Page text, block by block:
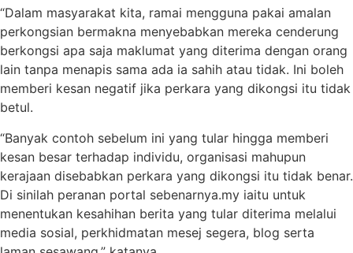
“Dalam masyarakat kita, ramai mengguna pakai amalan
perkongsian bermakna menyebabkan mereka cenderung
berkongsi apa saja maklumat yang diterima dengan orang
lain tanpa menapis sama ada ia sahih atau tidak. Ini boleh
memberi kesan negatif jika perkara yang dikongsi itu tidak
betul.
“Banyak contoh sebelum ini yang tular hingga memberi
kesan besar terhadap individu, organisasi mahupun
kerajaan disebabkan perkara yang dikongsi itu tidak benar.
Di sinilah peranan portal sebenarnya.my iaitu untuk
menentukan kesahihan berita yang tular diterima melalui
media sosial, perkhidmatan mesej segera, blog serta